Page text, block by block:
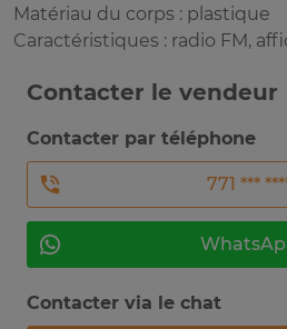
Matériau du corps : plastique
Caractéristiques : radio FM,
Contacter le vendeur
Contacter par téléphone
771 ***
Contacter via le chat